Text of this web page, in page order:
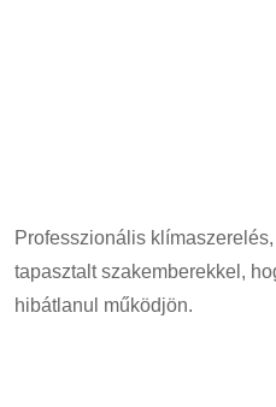
Professzionális
tapasztalt szakemberekkel,
hibátlanul működjön.